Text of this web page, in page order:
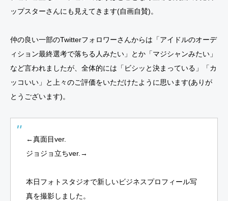
ップスターさんにも見えてきます(自画自賛)。
仲の良い一部のTwitterフォロワーさんからは「アイドルのオーデ
ィション最終選考で落ちる人みたい」とか「マジシャンみたい」
など言われましたが、全体的には「ビシッと決まっている」「カ
ッコいい」と上々のご評価をいただけたように思います(ありが
とうございます)。
←真面目ver.
ジョジョ立ちver.→
本日フォトスタジオで新しいビジネスプロフィール写
真を撮影しました。